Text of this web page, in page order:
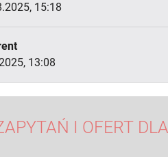
15:18
13:08
I OFERT DLA